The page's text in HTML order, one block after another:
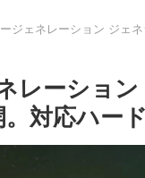
ージェネレーション ジェ
レーショ
対応ハー